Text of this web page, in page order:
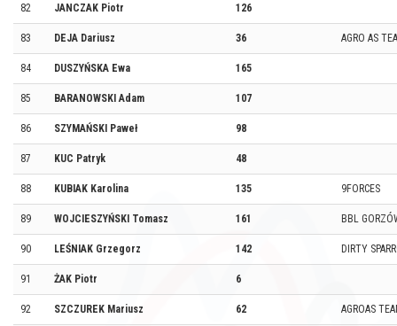
82 JANCZAK Piotr 126
83 DEJA Dariusz 36 AGRO AS
84 DUSZYŃSKA Ewa 165
85 BARANOWSKI Adam 107
86 SZYMAŃSKI Paweł 98
87 KUC Patryk 48
88 KUBIAK Karolina 135 9FORCES
89 WOJCIESZYŃSKI Tomasz 161 BBL
90 LEŚNIAK Grzegorz 142 DIRTY
91 ŻAK Piotr 6
92 SZCZUREK Mariusz 62 AGROAS